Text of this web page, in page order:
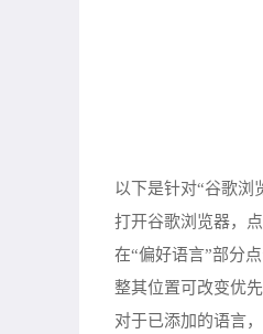
以下是针对“谷歌浏
打开谷歌浏览器，
在“偏好语言”部分
整其位置可改变优
对于已添加的语言